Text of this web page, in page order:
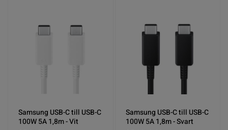
Samsung USB-C till USB-C
100W 5A 1,8m - Vit
Samsung USB-C till USB-C
100W 5A 1,8m - Svart